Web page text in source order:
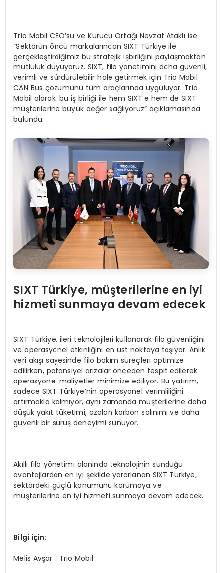
Trio Mobil CEO’su ve Kurucu Ortağı Nevzat Ataklı ise
“Sektörün öncü markalarından SIXT Türkiye ile
gerçekleştirdiğimiz bu stratejik işbirliğini paylaşmaktan
mutluluk duyuyoruz. SIXT, filo yönetimini daha güvenli,
verimli ve sürdürülebilir hale getirmek için Trio Mobil
CAN Bus çözümünü tüm araçlarında uyguluyor. Trio
Mobil olarak, bu iş birliği ile hem SIXT’e hem de SIXT
müşterilerine büyük değer sağlıyoruz” açıklamasında
bulundu.
SIXT Türkiye, müşterilerine en iyi
hizmeti sunmaya devam edecek
SIXT Türkiye, ileri teknolojileri kullanarak filo güvenliğini
ve operasyonel etkinliğini en üst noktaya taşıyor. Anlık
veri akışı sayesinde filo bakım süreçleri optimize
edilirken, potansiyel arızalar önceden tespit edilerek
operasyonel maliyetler minimize ediliyor. Bu yatırım,
sadece SIXT Türkiye’nin operasyonel verimliliğini
artırmakla kalmıyor, aynı zamanda müşterilerine daha
düşük yakıt tüketimi, azalan karbon salınımı ve daha
güvenli bir sürüş deneyimi sunuyor.
Akıllı filo yönetimi alanında teknolojinin sunduğu
avantajlardan en iyi şekilde yararlanan SIXT Türkiye,
sektördeki güçlü konumunu korumaya ve
müşterilerine en iyi hizmeti sunmaya devam edecek.
Bilgi için:
Melis Avşar | Trio Mobil